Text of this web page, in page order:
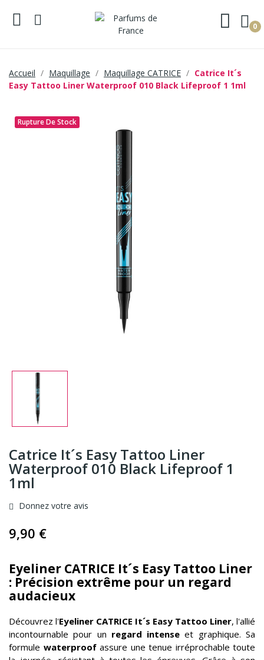
0
Accueil Maquillage Maquillage CATRICE
Catrice It´s
Easy Tattoo Liner Waterproof 010 Black Lifeproof 1 1ml
Rupture De Stock
Catrice It´s Easy Tattoo Liner
Waterproof 010 Black Lifeproof 1
1ml
Donnez votre avis
9,90 €
Eyeliner CATRICE It´s Easy Tattoo Liner
: Précision extrême pour un regard
audacieux
Découvrez l'Eyeliner CATRICE It´s Easy Tattoo Liner, l'allié
incontournable pour un regard intense et graphique. Sa
formule waterproofassure une tenue irréprochable toute